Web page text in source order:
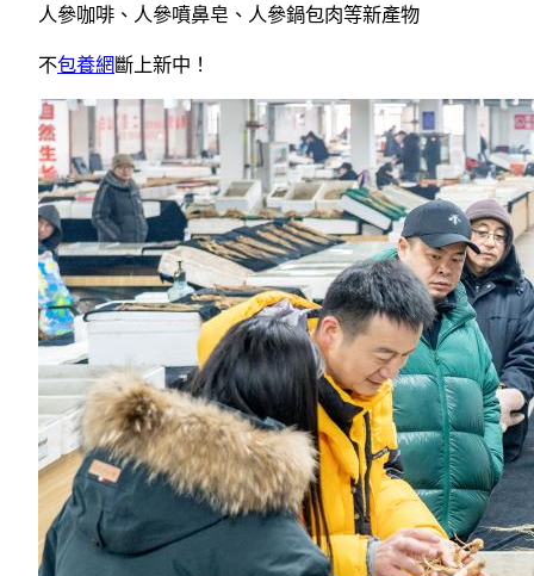
人參咖啡、人參噴鼻皂、人參鍋包肉等新產物
不包養網斷上新中！